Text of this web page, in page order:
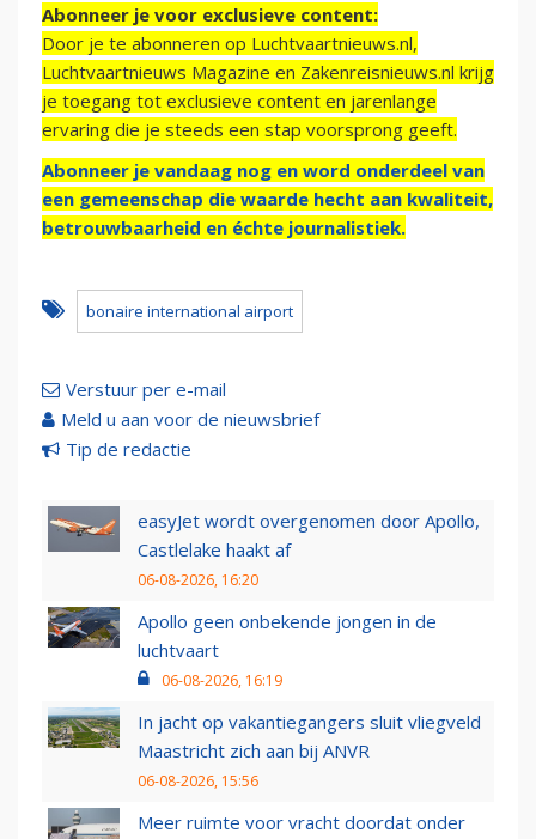
Abonneer je voor exclusieve content:
Door je te abonneren op Luchtvaartnieuws.nl,
Luchtvaartnieuws Magazine en Zakenreisnieuws.nl krijg
je toegang tot exclusieve content en jarenlange
ervaring die je steeds een stap voorsprong geeft.
Abonneer je vandaag nog en word onderdeel van
een gemeenschap die waarde hecht aan kwaliteit,
betrouwbaarheid en échte journalistiek.
bonaire international airport
Verstuur per e-mail
Meld u aan voor de nieuwsbrief
Tip de redactie
easyJet wordt overgenomen door Apollo,
Castlelake haakt af
06-08-2026, 16:20
Apollo geen onbekende jongen in de
luchtvaart
06-08-2026, 16:19
In jacht op vakantiegangers sluit vliegveld
Maastricht zich aan bij ANVR
06-08-2026, 15:56
Meer ruimte voor vracht doordat onder